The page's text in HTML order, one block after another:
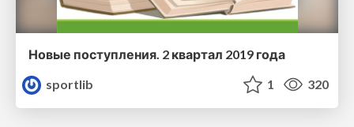
Новые поступления. 2 квартал 2019 года
sportlib
1 320